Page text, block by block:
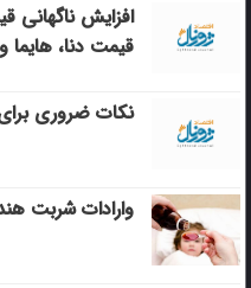
افزایش
قیمت دنا، هایما و
نکات ضروری
وارادات شربت